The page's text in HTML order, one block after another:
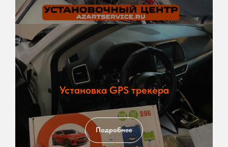
Установка GPS трекера
Подробнее